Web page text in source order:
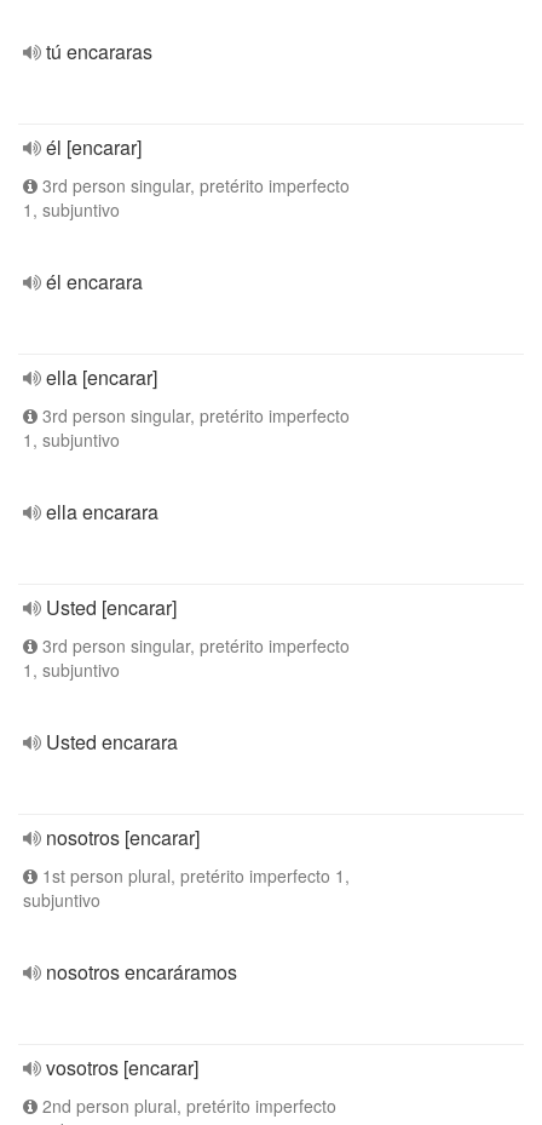
tú encararas
él [encarar]
3rd person singular, pretérito imperfecto
1, subjuntivo
él encarara
ella [encarar]
3rd person singular, pretérito imperfecto
1, subjuntivo
ella encarara
Usted [encarar]
3rd person singular, pretérito imperfecto
1, subjuntivo
Usted encarara
nosotros [encarar]
1st person plural, pretérito imperfecto 1,
subjuntivo
nosotros encaráramos
vosotros [encarar]
2nd person plural, pretérito imperfecto